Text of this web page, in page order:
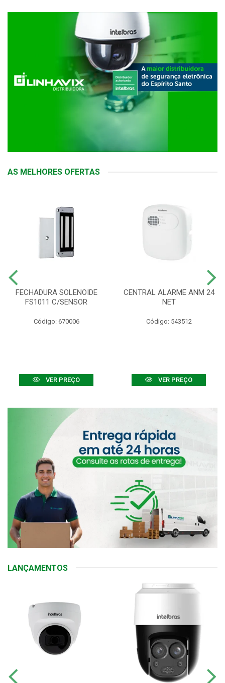
AS MELHORES OFERTAS
FECHADURA SOLENOIDE
FS1011 C/SENSOR
Código: 670006
VER PREÇO
CENTRAL ALARME ANM 24
NET
Código: 543512
VER PREÇO
LANÇAMENTOS